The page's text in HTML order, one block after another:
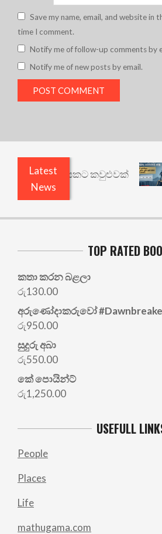
Save my name, email, and website in
time I comment.
Notify me of follow-up comments by
Notify me of new posts by email.
Latest
News
යථාර්ථයකට කවුළුවක්
TOP RATED
කතා කරන බළලා
රු130.00
අරු‍ණෝදාකරුවෝ
රු950.00
සුදුරු අබා
රු550.00
කේ පොයින්ට්
රු1,250.00
USEFULL
People
Places
Life
mathugama.com